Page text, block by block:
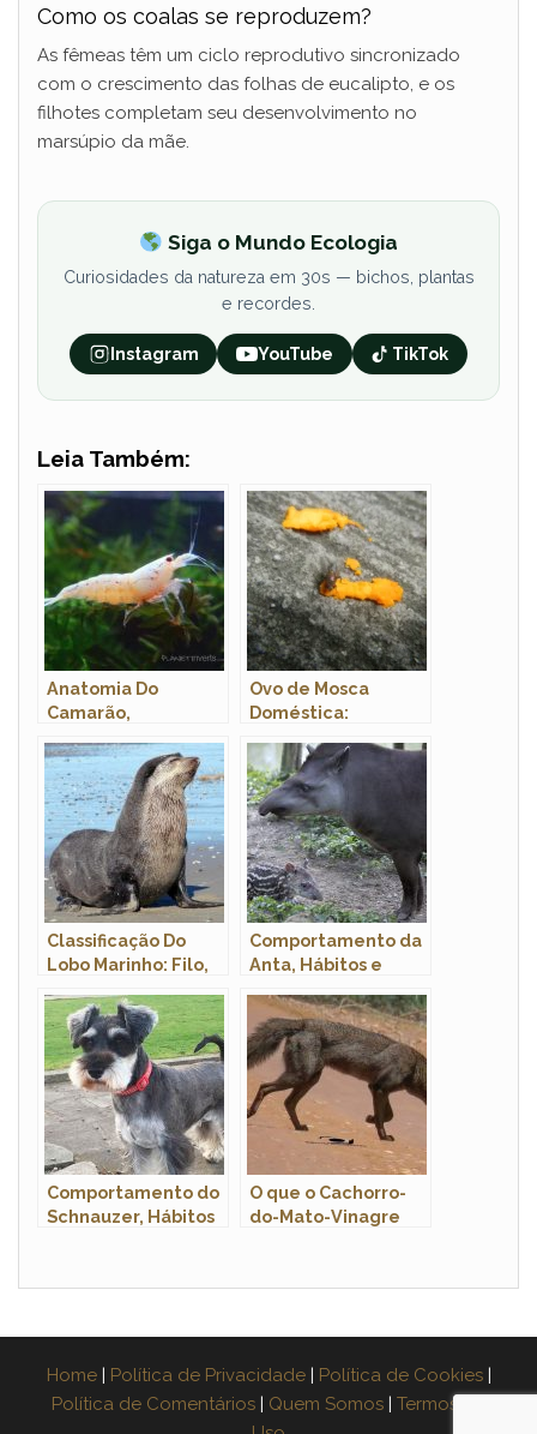
Como os coalas se reproduzem?
As fêmeas têm um ciclo reprodutivo sincronizado
com o crescimento das folhas de eucalipto, e os
filhotes completam seu desenvolvimento no
marsúpio da mãe.
Siga o Mundo Ecologia
Curiosidades da natureza em 30s — bichos, plantas
e recordes.
Instagram YouTube TikTok
Leia Também:
Anatomia Do
Camarão,
Cientifico
Ovo de Mosca
Doméstica:
Fotos e Onde
Encontrar
Classificação Do
Lobo Marinho: Filo,
Família
Comportamento da
Anta, Hábitos e
Animal
Comportamento do
Schnauzer, Hábitos
O que o Cachorro-
do-Mato-Vinagre
Home | Política de Privacidade | Política de Cookies |
Política de Comentários | Quem Somos | Termos de